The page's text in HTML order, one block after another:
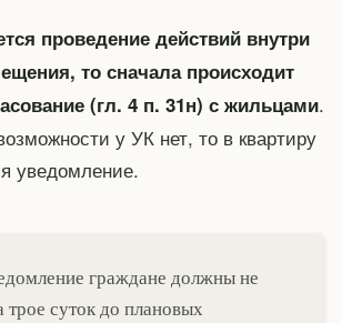
проведение действий внутри
то сначала происходит
(гл. 4 п. 31н) с жильцами.
у УК нет, то в квартиру
уведомление.
граждане должны не
трое суток до плановых